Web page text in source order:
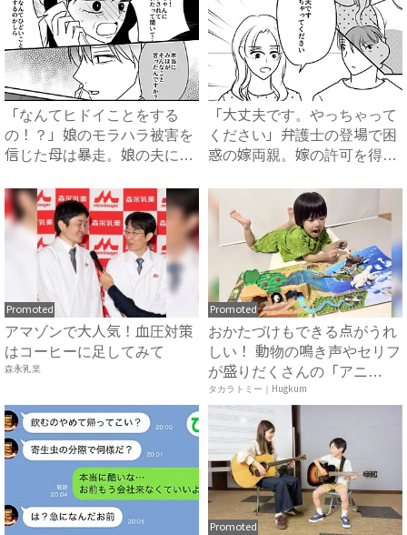
「なんてヒドイことをする
の！？」娘のモラハラ被害を
信じた母は暴走。娘の夫に電
「大丈夫です。やっちゃって
ください」弁護士の登場で困
惑の嫁両親。嫁の許可を得た
Promoted
アマゾンで大人気！血圧対策
はコーヒーに足してみて
森永乳業
Promoted
おかたづけもできる点がうれ
しい！ 動物の鳴き声やセリフ
が盛りだくさんの「アニ
ア ...
タカラトミー｜Hugkum
Promoted